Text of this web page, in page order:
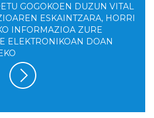
GOGOKOEN DUZUN VITAL
ESKAINTZARA, HORRI
INFORMAZIOA ZURE
ELEKTRONIKOAN DOAN